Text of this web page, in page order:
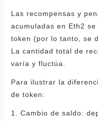
Las recompensas y
acumuladas en Eth2
token (por lo tanto, se
La cantidad total de
varía y fluctúa.
Para ilustrar la
de token:
1. Cambio de saldo: